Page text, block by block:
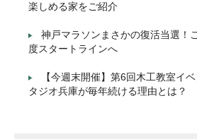
楽しめる家をご紹介
神戸マラソンまさかの復活当選！
度スタートラインへ
【今週末開催】第6回木工教室イ
タジオ兵庫が毎年続ける理由とは？